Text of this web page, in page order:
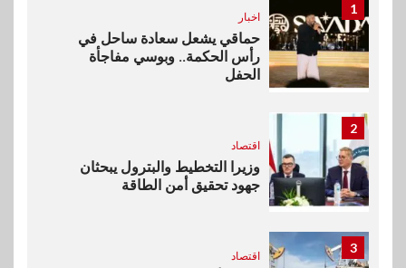
1
اخبار
حماقي يشعل سعادة ساحل في
رأس الحكمة.. وبوسي مفاجأة
الحفل
2
اقتصاد
وزيرا التخطيط والبترول يبحثان
جهود تحقيق أمن الطاقة
3
اقتصاد